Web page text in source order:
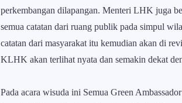
perkembangan dilapangan. Menteri LHK juga
semua catatan dari ruang publik pada simpul
catatan dari masyarakat itu kemudian akan di
KLHK akan terlihat nyata dan semakin dekat
Pada acara wisuda ini Semua Green